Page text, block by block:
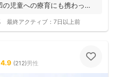
児童への療育にも携わって
最終アクティブ： 7日以上前
4.9 (212)男性